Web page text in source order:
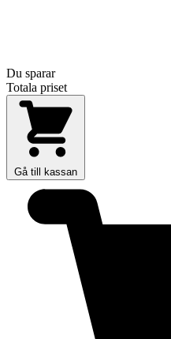
Du sparar
Totala priset
Gå till kassan